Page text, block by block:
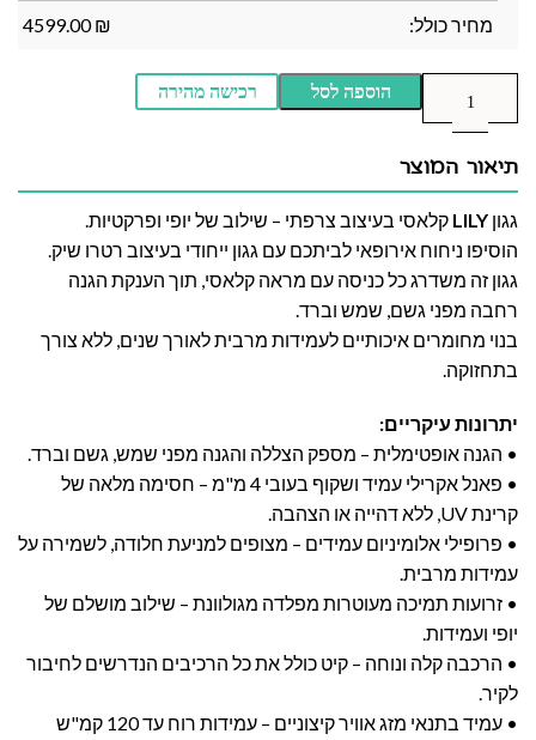
מחיר כולל: ₪
4599.00
הוספה לסל רכישה מהירה
תיאור המוצר
גגון LILY קלאסי בעיצוב צרפתי – שילוב של יופי ופרקטיות.
הוסיפו ניחוח אירופאי לביתכם עם גגון ייחודי בעיצוב רטרו שיק.
גגון זה משדרג כל כניסה עם מראה קלאסי, תוך הענקת הגנה
רחבה מפני גשם, שמש וברד.
בנוי מחומרים איכותיים לעמידות מרבית לאורך שנים, ללא צורך
בתחזוקה.
יתרונות עיקריים:
• הגנה אופטימלית – מספק הצללה והגנה מפני שמש, גשם וברד.
• פאנל אקרילי עמיד ושקוף בעובי 4 מ"מ – חסימה מלאה של
קרינת UV, ללא דהייה או הצהבה.
• פרופילי אלומיניום עמידים – מצופים למניעת חלודה, לשמירה על
עמידות מרבית.
• זרועות תמיכה מעוטרות מפלדה מגולוונת – שילוב מושלם של
יופי ועמידות.
• הרכבה קלה ונוחה – קיט כולל את כל הרכיבים הנדרשים לחיבור
לקיר.
• עמיד בתנאי מזג אוויר קיצוניים – עמידות רוח עד 120 קמ"ש